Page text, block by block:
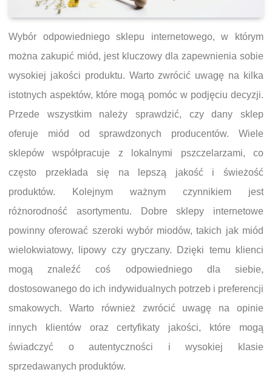
Wybór odpowiedniego sklepu internetowego, w którym
można zakupić miód, jest kluczowy dla zapewnienia sobie
wysokiej jakości produktu. Warto zwrócić uwagę na kilka
istotnych aspektów, które mogą pomóc w podjęciu decyzji.
Przede wszystkim należy sprawdzić, czy dany sklep
oferuje miód od sprawdzonych producentów. Wiele
sklepów współpracuje z lokalnymi pszczelarzami, co
często przekłada się na lepszą jakość i świeżość
produktów. Kolejnym ważnym czynnikiem jest
różnorodność asortymentu. Dobre sklepy internetowe
powinny oferować szeroki wybór miodów, takich jak miód
wielokwiatowy, lipowy czy gryczany. Dzięki temu klienci
mogą znaleźć coś odpowiedniego dla siebie,
dostosowanego do ich indywidualnych potrzeb i preferencji
smakowych. Warto również zwrócić uwagę na opinie
innych klientów oraz certyfikaty jakości, które mogą
świadczyć o autentyczności i wysokiej klasie
sprzedawanych produktów.